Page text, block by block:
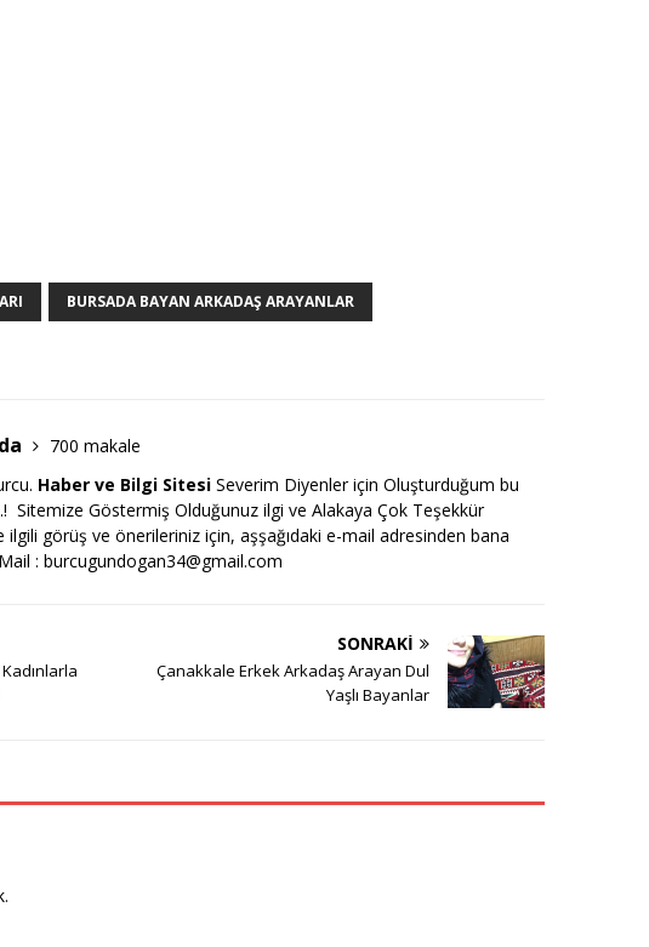
BURSADA BAYAN ARKADAŞ ARAYANLAR
700 makale
Haber ve Bilgi Sitesi Severim Diyenler için Oluşturduğum bu
Sitemize Göstermiş Olduğunuz ilgi ve Alakaya Çok Teşekkür
ilgili görüş ve önerileriniz için, aşşağıdaki e-mail adresinden bana
: burcugundogan34@gmail.com
SONRAKI
Çanakkale Erkek Arkadaş Arayan Dul
Yaşlı Bayanlar